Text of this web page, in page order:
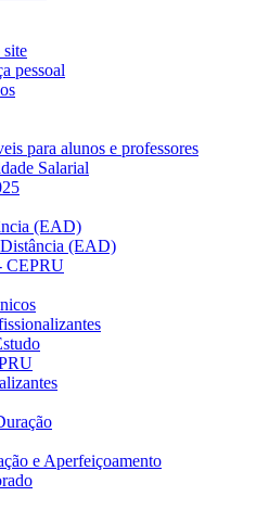
pessoal
para alunos e professores
Salarial
(EAD)
(EAD)
CEPRU
e Aperfeiçoamento